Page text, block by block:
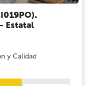
Estatal
y Calidad